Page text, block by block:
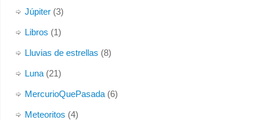
Júpiter(3)
Libros (1)
Lluvias de estrellas (8)
Luna(21)
MercurioQuePasada(6)
Meteoritos (4)